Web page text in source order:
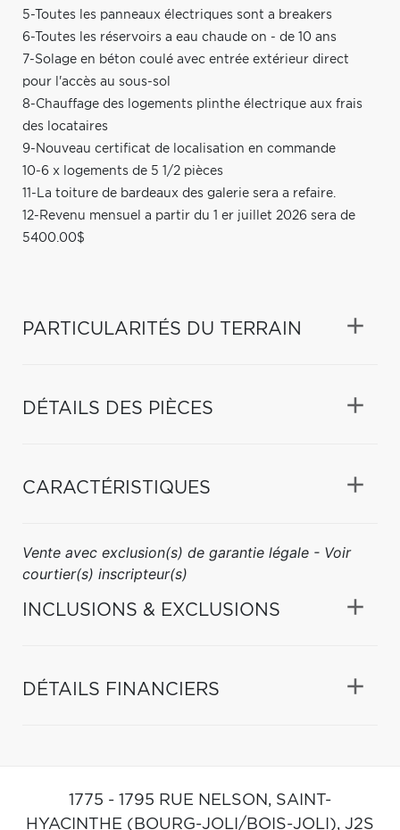
5-Toutes les panneaux électriques sont a breakers
6-Toutes les réservoirs a eau chaude on - de 10 ans
7-Solage en béton coulé avec entrée extérieur direct
pour l'accès au sous-sol
8-Chauffage des logements plinthe électrique aux frais
des locataires
9-Nouveau certificat de localisation en commande
10-6 x logements de 5 1/2 pièces
11-La toiture de bardeaux des galerie sera a refaire.
12-Revenu mensuel a partir du 1 er juillet 2026 sera de
5400.00$
PARTICULARITÉS DU TERRAIN
DÉTAILS DES PIÈCES
CARACTÉRISTIQUES
Vente avec exclusion(s) de garantie légale - Voir
courtier(s) inscripteur(s)
INCLUSIONS & EXCLUSIONS
DÉTAILS FINANCIERS
1775 - 1795 RUE NELSON, SAINT-
HYACINTHE (BOURG-JOLI/BOIS-JOLI), J2S